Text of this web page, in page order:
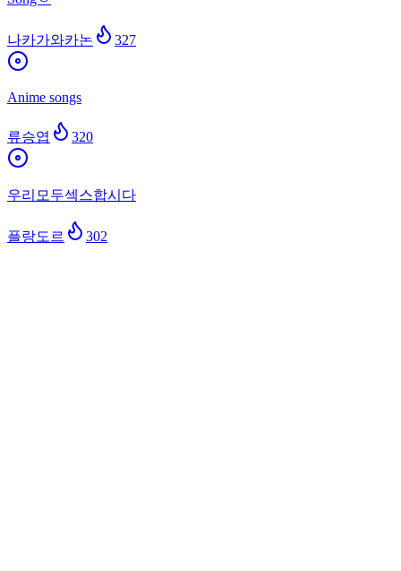
나카가와카논 327
Anime songs
류승엽 320
우리모두섹스합시다
플랑도르 302